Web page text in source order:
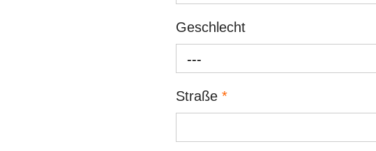
Geschlecht
---
Straße *